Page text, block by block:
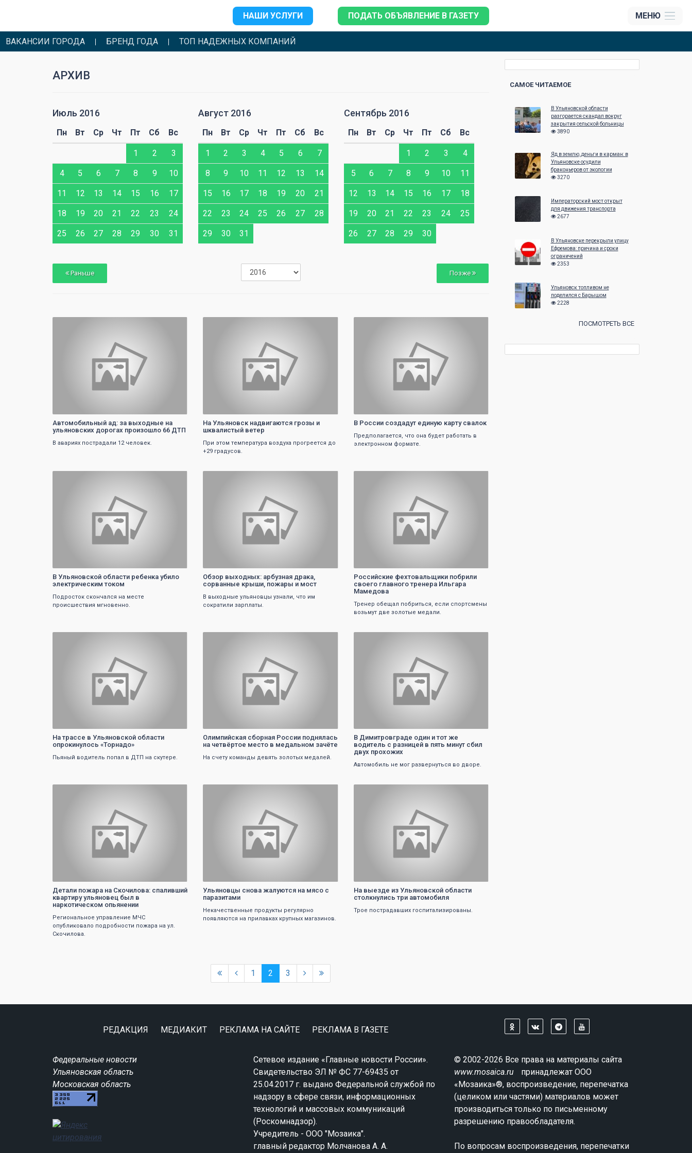
НАШИ УСЛУГИ ПОДАТЬ ОБЪЯВЛЕНИЕ В ГАЗЕТУ МЕНЮ
ВАКАНСИИ ГОРОДА БРЕНД ГОДА ТОП НАДЕЖНЫХ КОМПАНИЙ
АРХИВ
Июль 2016
Пн Вт Ср Чт Пт Сб Вс
1 2 3
4 5 6 7 8 9 10
11 12 13 14 15 16 17
18 19 20 21 22 23 24
25 26 27 28 29 30 31
Август 2016
Пн Вт Ср Чт Пт Сб Вс
1 2 3 4 5 6 7
8 9 10 11 12 13 14
15 16 17 18 19 20 21
22 23 24 25 26 27 28
29 30 31
Сентябрь 2016
Пн Вт Ср Чт Пт Сб Вс
1 2 3 4
5 6 7 8 9 10 11
12 13 14 15 16 17 18
19 20 21 22 23 24 25
26 27 28 29 30
Октябрь 2016
Вт Ср Чт Пт
1 2
4 5 6 7 8 9
19 20 21 22 23
Раньше Позже
Автомобильный ад: за выходные на
ульяновских дорогах произошло 66 ДТП
В авариях пострадали 12 человек.
На Ульяновск надвигаются грозы и
шквалистый ветер
При этом температура воздуха прогреется до
+29 градусов.
В России создадут единую карту свалок
Предполагается, что она будет работать в
электронном формате.
В Ульяновской области ребенка убило
электрическим током
Подросток скончался на месте
происшествия мгновенно.
Обзор выходных: арбузная драка,
сорванные крыши, пожары и мост
В выходные ульяновцы узнали, что им
сократили зарплаты.
Российские фехтовальщики побрили
своего главного тренера Ильгара
Мамедова
Тренер обещал побриться, если спортсмены
возьмут две золотые медали.
На трассе в Ульяновской области
опрокинулось «Торнадо»
Пьяный водитель попал в ДТП на скутере.
Олимпийская сборная России поднялась
на четвёртое место в медальном зачёте
На счету команды девять золотых медалей.
В Димитровграде один и тот же
водитель с разницей в пять минут сбил
двух прохожих
Автомобиль не мог развернуться во дворе.
Детали пожара на Скочилова: спаливший
квартиру ульяновец был в
наркотическом опьянении
Региональное управление МЧС
опубликовало подробности пожара на ул.
Скочилова.
Ульяновцы снова жалуются на мясо с
паразитами
Некачественные продукты регулярно
появляются на прилавках крупных магазинов.
На выезде из Ульяновской области
столкнулись три автомобиля
Трое пострадавших госпитализированы.
1 2 3
САМОЕ ЧИТАЕМОЕ
В Ульяновской области
разгорается скандал вокруг
закрытия сельской больницы
3890
Яд в землю, деньги в карман: в
Ульяновске осудили
браконьеров от экологии
3270
Императорский мост открыт
для движения транспорта
2677
В Ульяновске перекрыли улицу
Ефремова: причина и сроки
ограничений
2353
Ульяновск топливом не
поделился с Барышом
2228
ПОСМОТРЕТЬ ВСЕ
РЕДАКЦИЯ МЕДИАКИТ РЕКЛАМА НА САЙТЕ РЕКЛАМА В ГАЗЕТЕ
Федеральные новости
Ульяновская область
Московская область
Сетевое издание «Главные новости России».
Свидетельство ЭЛ № ФС 77-69435 от
25.04.2017 г. выдано Федеральной службой по
надзору в сфере связи, информационных
технологий и массовых коммуникаций
(Роскомнадзор).
Учредитель - ООО "Мозаика".
главный редактор Молчанова А. А.
© 2002-2026 Все права на материалы сайта
www.mosaica.ru
принадлежат ООО
«Мозаика»®, воспроизведение, перепечатка
(целиком или частями) материалов может
производиться только по письменному
разрешению правообладателя.
По вопросам воспроизведения, перепечатки